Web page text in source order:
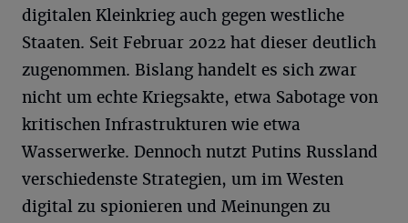
digitalen Kleinkrieg auch gegen westliche
Staaten. Seit Februar 2022 hat dieser deutlich
zugenommen. Bislang handelt es sich zwar
nicht um echte Kriegsakte, etwa Sabotage von
kritischen Infrastrukturen wie etwa
Wasserwerke. Dennoch nutzt Putins Russland
verschiedenste Strategien, um im Westen
digital zu spionieren und Meinungen zu